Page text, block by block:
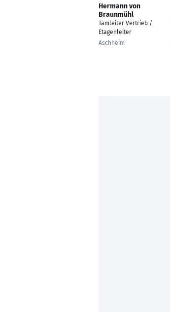
Hermann von
Braunmühl
Tamleiter Vertrieb /
Etagenleiter
Aschheim